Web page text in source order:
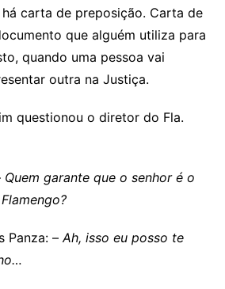
carta de preposição. Carta de
que alguém utiliza para
quando uma pessoa vai
outra na Justiça.
questionou o diretor do Fla.
Quem garante que o senhor é o
Panza: –Ah, isso eu posso te